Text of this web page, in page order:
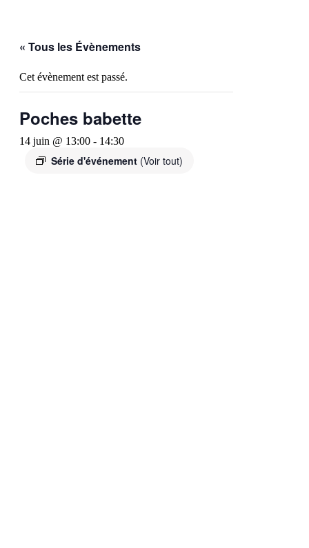
« Tous les Évènements
Cet évènement est passé.
Poches babette
14 juin @ 13:00 - 14:30
Série d'événement (Voir tout)